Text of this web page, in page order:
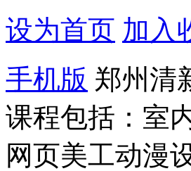
设为首页 加入
手机版 郑州清
课程包括：室
网页美工动漫